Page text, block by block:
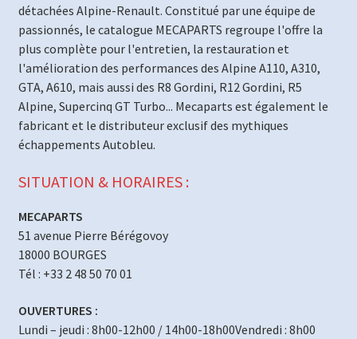
détachées Alpine-Renault. Constitué par une équipe de
passionnés, le catalogue MECAPARTS regroupe l'offre la
plus complète pour l'entretien, la restauration et
l'amélioration des performances des Alpine A110, A310,
GTA, A610, mais aussi des R8 Gordini, R12 Gordini, R5
Alpine, Supercinq GT Turbo... Mecaparts est également le
fabricant et le distributeur exclusif des mythiques
échappements Autobleu.
SITUATION & HORAIRES :
MECAPARTS
51 avenue Pierre Bérégovoy
18000 BOURGES
Tél : +33 2 48 50 70 01
OUVERTURES :
Lundi – jeudi : 8h00-12h00 / 14h00-18h00Vendredi : 8h00